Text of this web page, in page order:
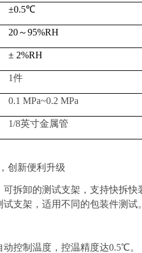
±0.5℃
20～95%RH
± 2%RH
1件
0.1 MPa~0.2 MPa
1/8英寸金属管
创新便利升级
拆卸的测试支架，支持快拆快
支架，适用不同的包装件测试。
控制温度，控温精度达0.5℃。